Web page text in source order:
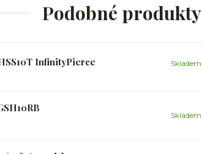
Podobné produkty
InfinityPierce Skladem
Skladem